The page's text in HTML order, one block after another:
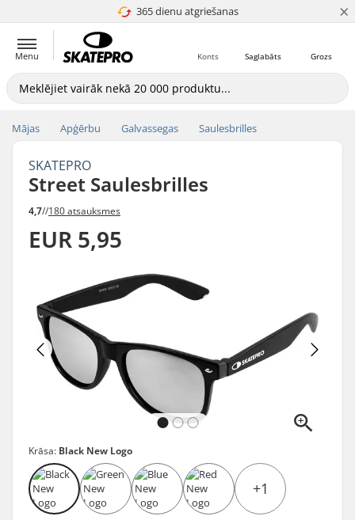
365 dienu atgriešanas
4.8 no 5 ×
Menu Grozs
Saglabāts
Konts
Mājas Apģērbu Galvassegas Saulesbrilles
SKATEPRO
Street Saulesbrilles
4,7//180 atsauksmes
EUR 5,95
Krāsa: Black New Logo
+1